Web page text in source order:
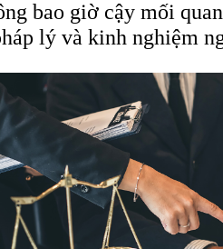
bao giờ cậy mối
lý và kinh nghiệm